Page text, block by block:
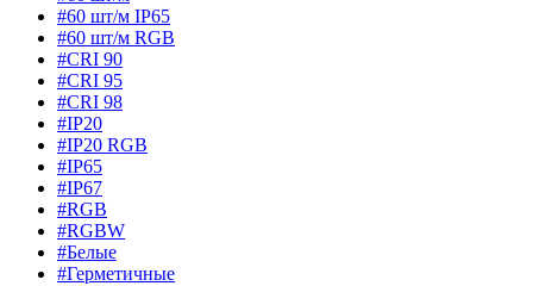
#60 шт/м IP65
#60 шт/м RGB
#CRI 90
#CRI 95
#CRI 98
#IP20
#IP20 RGB
#IP65
#IP67
#RGB
#RGBW
#Белые
#Герметичные